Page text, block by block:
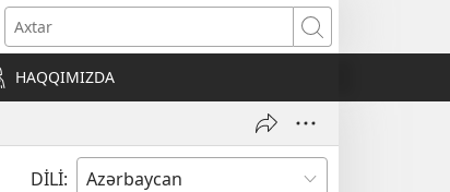
Axtar
HAQQIMIZDA
DİLİ: